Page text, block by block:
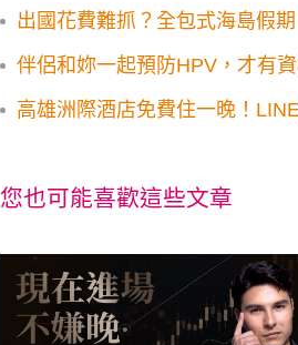
出國花費難抓？全包式海島假
伴侶和妳一起預防HPV，才有資
高雄洲際酒店免費住一晚！
您也可能喜歡這些文章